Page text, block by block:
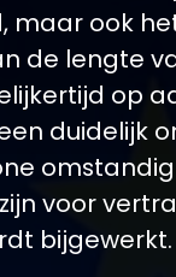
maar ook
de lengte
op
duidelijk
voor
bijgewerkt.